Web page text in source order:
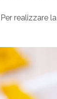
realizzare